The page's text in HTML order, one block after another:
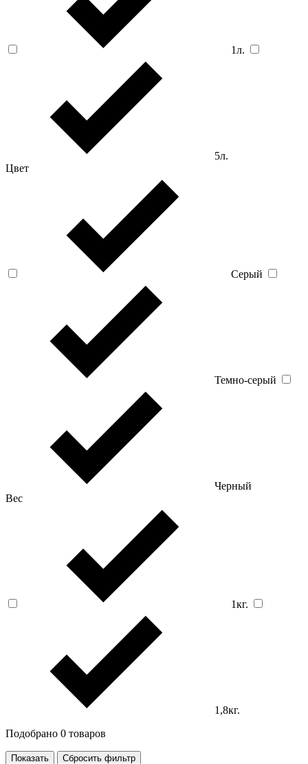
1л.
5л.
Цвет
Серый
Темно-серый
Черный
Вес
1кг.
1,8кг.
Подобрано 0 товаров
Показать Сбросить фильтр